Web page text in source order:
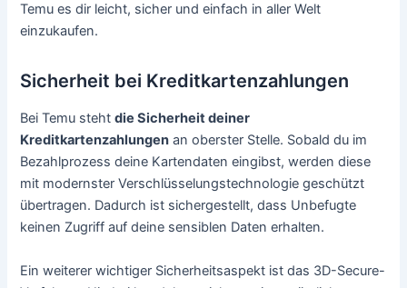
Temu es dir leicht, sicher und einfach in aller Welt
einzukaufen.
Sicherheit bei Kreditkartenzahlungen
Bei Temu stehtdie Sicherheit deiner
Kreditkartenzahlungen an oberster Stelle. Sobald du im
Bezahlprozess deine Kartendaten eingibst, werden diese
mit modernster Verschlüsselungstechnologie geschützt
übertragen. Dadurch ist sichergestellt, dass Unbefugte
keinen Zugriff auf deine sensiblen Daten erhalten.
Ein weiterer wichtiger Sicherheitsaspekt ist das 3D-Secure-